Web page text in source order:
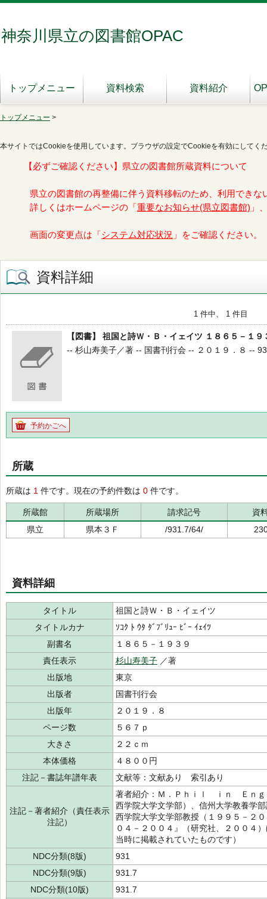
神奈川県立の図書館OPAC
トップメニュー 資料検索 資料紹介
トップメニュー >
本サイトではCookieを使用しています。ブラウザの設定でCookieを有効にしてく
【必ずご確認ください】県立の図書館所蔵資料について
県立の図書館の再整備に伴う資料移転のため、利用できな
詳しくはホームページの「 重要なお知らせ(県立図書館) 」
画面の変更点は「 システム対応状況 」をご確認ください。
資料詳細
1 件中、 1 件目
【図書】 祖国と詩Ｗ・Ｂ・イェイツ １８６５－１９
-- 杉山寿美子／著 -- 国書刊行会 -- ２０１９．８ --
予約かごへ
所蔵
所蔵は 1 件です。現在の予約件数は 0 件です。
所蔵館 所蔵場所 請求記号
資
県立
県本３Ｆ /931.7/64/
資料詳細
タイトル
祖国と詩Ｗ・Ｂ・イェイツ
タイトルカナ
ｿｺｸ ﾄ ｳﾀ ﾀﾞﾌﾞﾘｭｰ ﾋﾞｰ ｲｪｲﾂ
副書名
１８６５－１９３９
責任表示
杉山寿美子 ／著
出版地
東京
出版者
国書刊行会
出版年
２０１９．８
ページ数
５６７ｐ
大きさ
２２ｃｍ
本体価格
４８００円
注記－書誌年譜年表
文献等：文献あり 索引あり
注記－著者紹介（責任表示
注記）
著者紹介：Ｍ．Ｐｈｉｌ ｉｎ Ｅｎｇ
西学院大学文学部）、信州大学教養学
西学院大学文学部教授（１９９５－２
０４－２００４』（研究社、２００４
当時に掲載されていたものです）
NDC分類(8版)
931
NDC分類(9版)
931.7
NDC分類(10版)
931.7